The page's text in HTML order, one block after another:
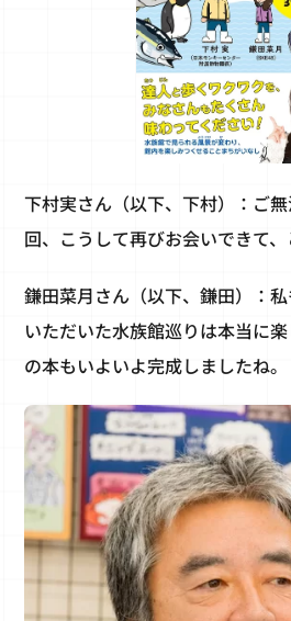
下村実さん（以下、下村）：ご
回、こうして再びお会いできて、
鎌田菜月さん（以下、鎌田）：
いただいた水族館巡りは本当に
の本もいよいよ完成しましたね。